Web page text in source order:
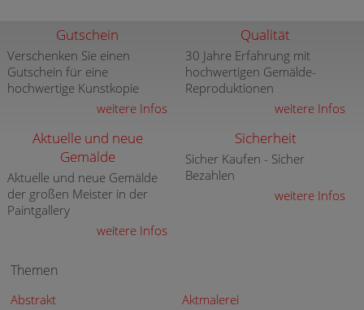
Gutschein
Verschenken Sie einen
Gutschein für eine
hochwertige Kunstkopie
weitere Infos
Qualität
30 Jahre Erfahrung mit
hochwertigen Gemälde-
Reproduktionen
weitere Infos
Aktuelle und neue
Gemälde
Aktuelle und neue Gemälde
der großen Meister in der
Paintgallery
weitere Infos
Sicherheit
Sicher Kaufen - Sicher
Bezahlen
weitere Infos
Themen
Abstrakt
Aktmalerei